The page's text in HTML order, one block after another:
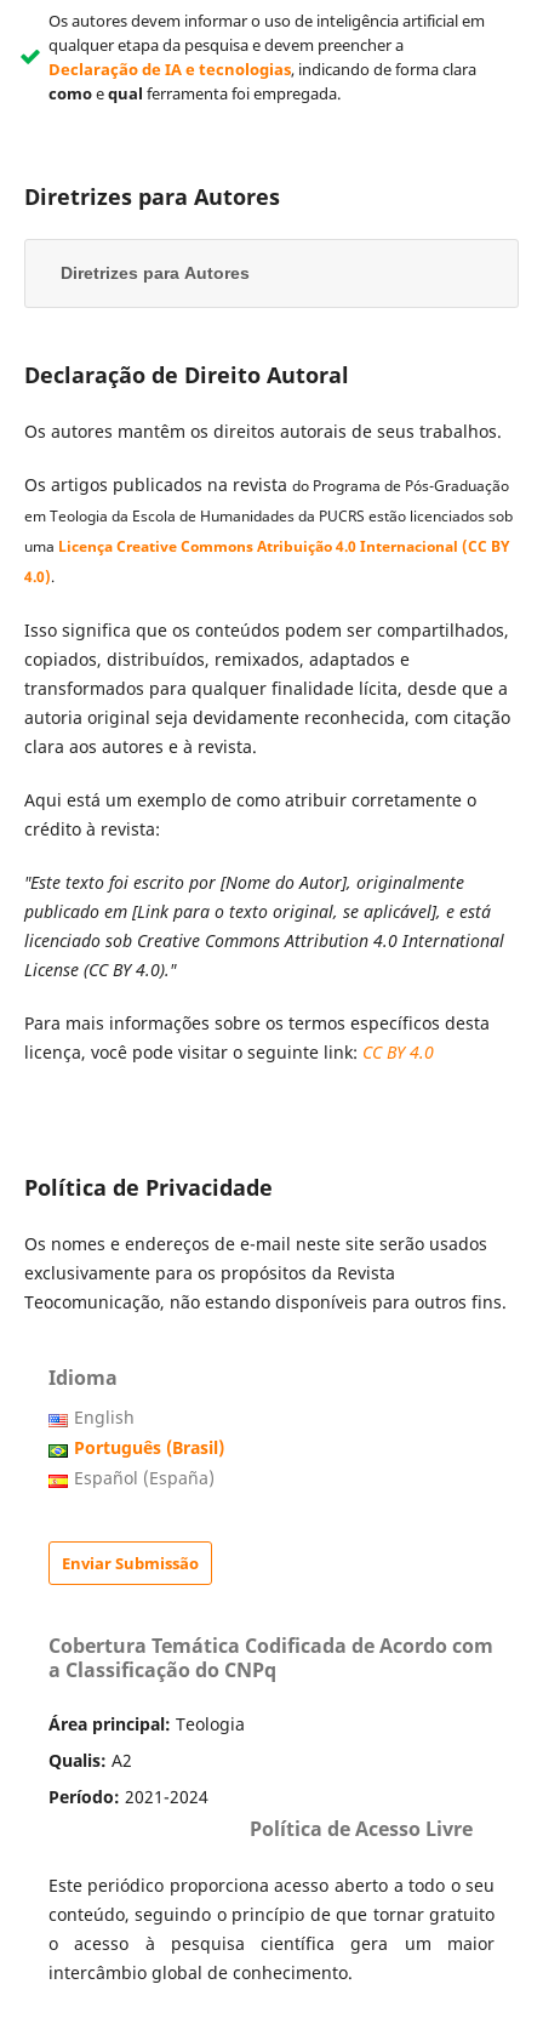
Os autores devem informar o uso de inteligência artificial em
qualquer etapa da pesquisa e devem preencher a
Declaração de IA e tecnologias, indicando de forma clara
comoequal ferramenta foi empregada.
Diretrizes para Autores
Diretrizes para Autores
Declaração de Direito Autoral
Os autores mantêm os direitos autorais de seus trabalhos.
Os artigos publicados na revista do Programa de Pós-Graduação
em Teologia da Escola de Humanidades da PUCRS estão licenciados sob
uma Licença Creative Commons Atribuição 4.0 Internacional (CC BY
4.0).
Isso significa que os conteúdos podem ser compartilhados,
copiados, distribuídos, remixados, adaptados e
transformados para qualquer finalidade lícita, desde que a
autoria original seja devidamente reconhecida, com citação
clara aos autores e à revista.
Aqui está um exemplo de como atribuir corretamente o
crédito à revista:
"Este texto foi escrito por [Nome do Autor], originalmente
publicado em [Link para o texto original, se aplicável], e está
licenciado sob Creative Commons Attribution 4.0 International
License (CC BY 4.0)."
Para mais informações sobre os termos específicos desta
licença, você pode visitar o seguinte link: CC BY 4.0
Política de Privacidade
Os nomes e endereços de e-mail neste site serão usados
exclusivamente para os propósitos da Revista
Teocomunicação, não estando disponíveis para outros fins.
Idioma
English
Português (Brasil)
Español (España)
Enviar Submissão
Cobertura Temática Codificada de Acordo com
a Classificação do CNPq
Área principal: Teologia
Qualis: A2
Período: 2021-2024
Política de Acesso Livre
Este periódico proporciona acesso aberto a todo o seu
conteúdo, seguindo o princípio de que tornar gratuito
o acesso à pesquisa científica gera um maior
intercâmbio global de conhecimento.